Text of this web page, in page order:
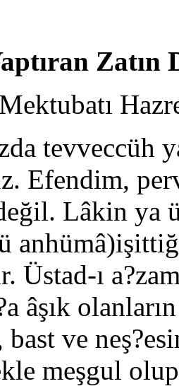
tevveccüh
Efendim,
Lâkin ya
Üstad-ı
âşık
bast ve
meşgul